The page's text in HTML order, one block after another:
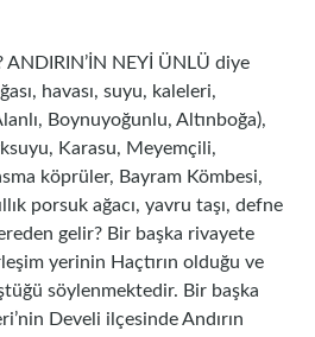
ANDIRIN’İN NEYİ ÜNLÜ diye
havası, suyu, kaleleri,
Boynuyoğunlu, Altınboğa),
Karasu, Meyemçili,
köprüler, Bayram Kömbesi,
porsuk ağacı, yavru taşı, defne
gelir? Bir başka rivayete
yerinin Haçtırın olduğu ve
söylenmektedir. Bir başka
Develi ilçesinde Andırın